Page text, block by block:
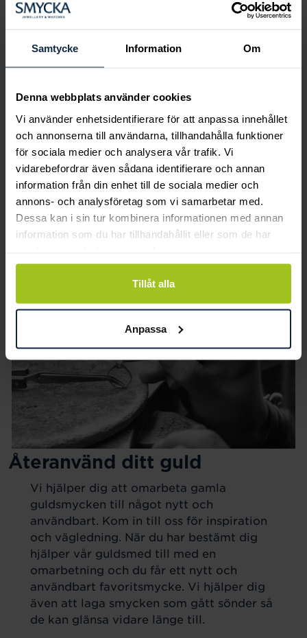
Samtycke Information Om
Denna webbplats använder cookies
Vi använder enhetsidentifierare för att anpassa innehållet
och annonserna till användarna, tillhandahålla funktioner
för sociala medier och analysera vår trafik. Vi
vidarebefordrar även sådana identifierare och annan
information från din enhet till de sociala medier och
annons- och analysföretag som vi samarbetar med.
Dessa kan i sin tur kombinera informationen med annan
information som du har tillhandahållit eller som de har
Tillåt alla
Anpassa
drömring för varje tillfälle i livet. Bokar du
perfekt för just din stil och smak.
Återanvänd ditt guld
Vi hjälper dig att omarbeta gamla
guldsmycken till något nytt och
användbart. Kom in till oss för inspiration
och vägledning. När du har bestämt dig
hjälper vår guldsmed till med en
omarbetning och du får ett nytt och
användbart favoritsmycke. Vi hjälper dig
även att laga smycken som gått sönder så
de kan glänsa vidare länge till.